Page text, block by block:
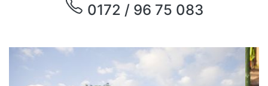
0172 / 96 75 083